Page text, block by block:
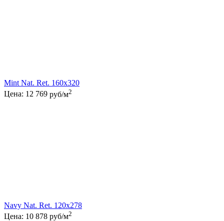
Mint Nat. Ret. 160x320
Цена: 12 769 руб/м2
Navy Nat. Ret. 120x278
Цена: 10 878 руб/м2